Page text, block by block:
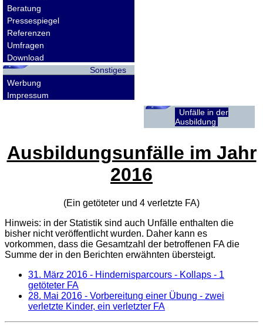
Beratung
Pressespiegel
Referenzen
Umfragen
Download
Sonstiges
Werbung
Impressum
Unfälle in der
Ausbildung
Ausbildungsunfälle im Jahr
2016
(Ein getöteter und 4 verletzte FA)
Hinweis: in der Statistik sind auch Unfälle enthalten die
bisher nicht veröffentlicht wurden. Daher kann es
vorkommen, dass die Gesamtzahl der betroffenen FAdie
Summe der in den Berichten erwähnten übersteigt.
31. März 2016 - Hindernisparcours - Kollaps - 1
getöteter FA
28. Mai 2016 - Vorbereitung einer Übung - zwei
verletzte Kinder, ein verletzter FA